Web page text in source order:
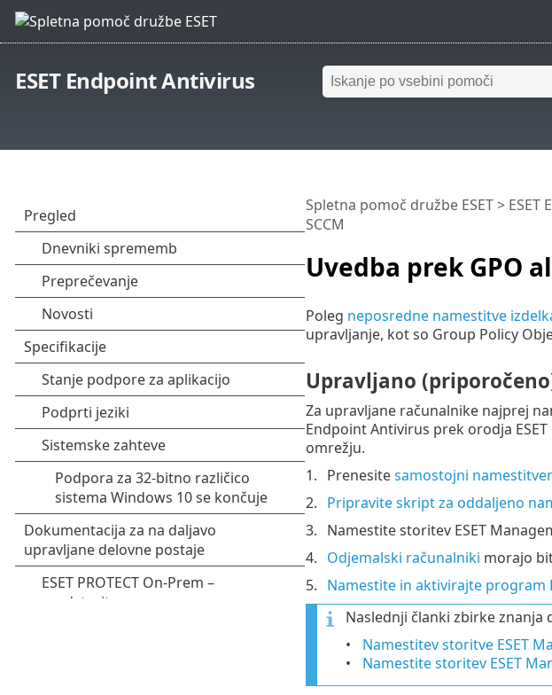
ESET Endpoint Antivirus
Uvedba prek GPO
Spletna pomoč družbe ESET> ESET
SCCM
Poleg neposredne namestitve
upravljanje, kot so Group Policy
Upravljano
Za upravljane računalnike najprej
Endpoint Antivirus prek orodja ESET
omrežju.
Prenesitesamostojni
Pripravite skript za oddaljeno
Namestite storitev ESET
Odjemalski računalniki morajo
Namestite in aktivirajte program
Naslednji članki zbirke znanja
Namestitev storitve ESET
Namestite storitev ESET